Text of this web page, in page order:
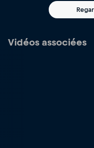
Vidéos associées